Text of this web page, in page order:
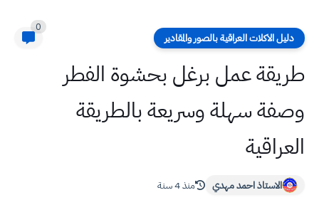
دليل الاكلات العراقية بالصور والمقادير
0
طريقة عمل برغل بحشوة الفطر
وصفة سهلة وسريعة بالطريقة
العراقية
الاستاذ احمد مهدي منذ 4 سنة